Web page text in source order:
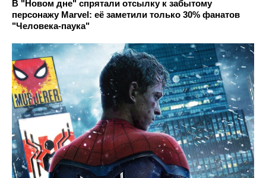
В "Новом дне" спрятали отсылку к забытому
персонажу Marvel: её заметили только 30% фанатов
"Человека-паука"